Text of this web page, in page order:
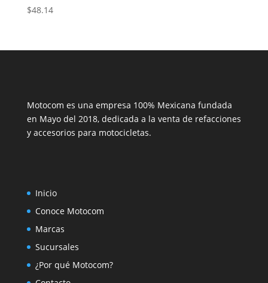
$48.14
Motocom es una empresa 100% Mexicana fundada
en Mayo del 2018, dedicada a la venta de refacciones
y accesorios para motocicletas.
Inicio
Conoce Motocom
Marcas
Sucursales
¿Por qué Motocom?